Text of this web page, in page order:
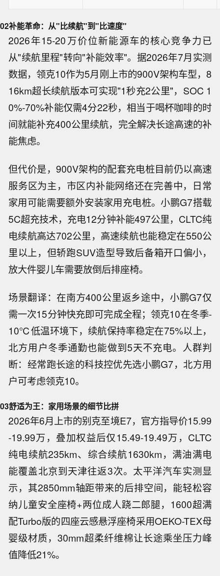
02补能革命：从"比续航"到"比速度"
2026年15-20万价位新能源车的核心竞争力已
从"续航里程"转向"补能效率"。据2026年7月实测
数据，领克10作为5月刚上市的900V架构车型，8
16km超长续航版本可实现"1秒充2公里"，SOC 1
0%-70%补能仅需4分22秒，相当于喝杯咖啡的时
间就能补充400公里续航，完全解决长途高速的补
能焦虑。
但代价是，900V架构的配套充电桩目前仍以高速
服务区为主，市区内补能网络还在完善中，日常
家用可能需要额外安装家用充电桩。小鹏G7搭载
5C超充技术，充电12分钟补能497公里，CLTC纯
电续航高达702公里，高速续航也能稳定在550公
里以上，但轿跑SUV造型导致后备箱开口偏小，
放大件婴儿车需要放倒后排座椅。
场景翻译：在南方400公里返乡途中，小鹏G7仅
需一次15分钟快充即可完成全程；领克10在冬季-
10℃低温环境下，续航保持率稳定在75%以上，
北方用户冬季通勤也能做到5天不充电。人群判
断：经常跑长途的科技控优先选小鹏G7，北方用
户可考虑领克10。
03舒适为王：家用场景的细节比拼
2026年6月上市的别克至境E7，官方指导价15.99
-19.99万，叠加权益后仅15.49-19.49万，CLTC
纯电续航235km、综合续航1630km，满油满电
能覆盖北京到天津往返3次。太平洋汽车实测显
示，其2850mm轴距带来的后排空间，能轻松容
纳儿童安全座椅+两位成人跷二郎腿，1600超满
配Turbo版的四座云感悬浮座椅采用OEKO-TEX母
婴级材质，30mm超柔纤维棉让长途乘坐压力峰
值降低21%。